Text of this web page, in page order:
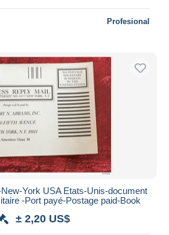
Profesional
York USA Etats-Unis-document
-Port payé-Postage paid-Book
± 2,20 US$